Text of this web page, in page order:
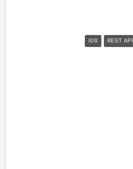
REST API
IOS